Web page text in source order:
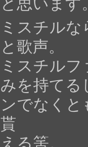
と思います
ミスチル
と歌声。
ミスチル
みを持てる
ンでなくと
貰
える筈。